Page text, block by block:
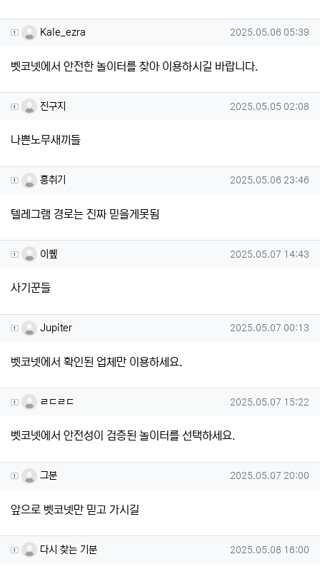
Kale_ezra님의 댓글
Kale_ezra 작성일
2025.05.06 05:39
벳코넷에서 안전한 놀이터를 찾아 이용하시길 바랍니다.
진구지님의 댓글
진구지 작성일
2025.05.05 02:08
나쁜노무새끼들
흥취기님의 댓글
흥취기 작성일
2025.05.06 23:46
텔레그램 경로는 진짜 믿을게못됨
이퀲님의 댓글
이퀲 작성일
2025.05.07 14:43
사기꾼들
Jupiter님의 댓글
Jupiter 작성일
2025.05.07 00:13
벳코넷에서 확인된 업체만 이용하세요.
ㄹㄷㄹㄷ님의 댓글
ㄹㄷㄹㄷ 작성일
2025.05.07 15:22
벳코넷에서 안전성이 검증된 놀이터를 선택하세요.
그분님의 댓글
그분 작성일
2025.05.07 20:00
앞으로 벳코넷만 믿고 가시길
다시 찾는 기분님의 댓글
다시 찾는 기분 작성일
2025.05.08 16:00